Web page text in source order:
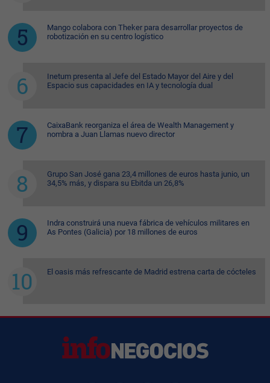
Mango colabora con Theker para desarrollar proyectos de
robotización en su centro logístico
Inetum presenta al Jefe del Estado Mayor del Aire y del
Espacio sus capacidades en IA y tecnología dual
CaixaBank reorganiza el área de Wealth Management y
nombra a Juan Llamas nuevo director
Grupo San José gana 23,4 millones de euros hasta junio, un
34,5% más, y dispara su Ebitda un 26,8%
Indra construirá una nueva fábrica de vehículos militares en
As Pontes (Galicia) por 18 millones de euros
El oasis más refrescante de Madrid estrena carta de cócteles